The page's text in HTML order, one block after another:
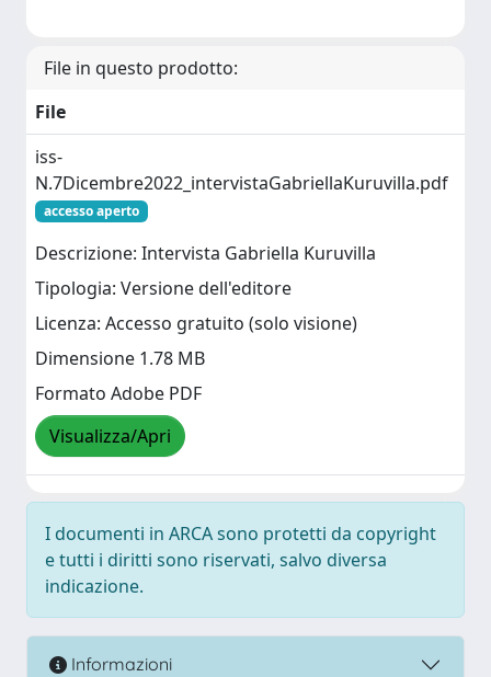
File in questo prodotto:
File
iss-
N.7Dicembre2022_intervistaGabriellaKuruvilla.pdf
accesso aperto
Descrizione: Intervista Gabriella Kuruvilla
Tipologia: Versione dell'editore
Licenza: Accesso gratuito (solo visione)
Dimensione 1.78 MB
Formato Adobe PDF
Visualizza/Apri
I documenti in ARCA sono protetti da copyright
e tutti i diritti sono riservati, salvo diversa
indicazione.
Informazioni